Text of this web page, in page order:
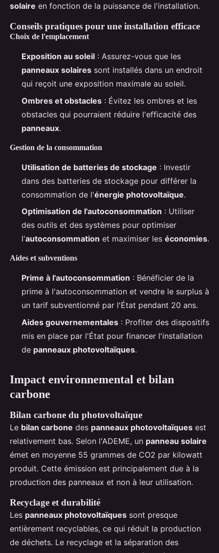
solaire en fonction de la puissance de l'installation.
Conseils pratiques pour une installation efficace
Choix de l'emplacement
Exposition au soleil : Assurez-vous que les
panneaux solaires sont installés dans un endroit
qui reçoit une exposition maximale au soleil.
Ombres et obstacles : Évitez les ombres et les
obstacles qui pourraient réduire l'efficacité des
panneaux.
Gestion de la consommation
Utilisation de batteries de stockage : Investir
dans des batteries de stockage pour différer la
consommation de l'énergie photovoltaïque.
Optimisation de l'autoconsommation : Utiliser
des outils et des systèmes pour optimiser
l'autoconsommation et maximiser les économies.
Aides et subventions
Prime à l'autoconsommation : Bénéficier de la
prime à l'autoconsommation et vendre le surplus à
un tarif subventionné par l'État pendant 20 ans.
Aides gouvernementales : Profiter des dispositifs
mis en place par l'État pour financer l'installation
de panneaux photovoltaïques.
Impact environnemental et bilan
carbone
Bilan carbone du photovoltaïque
Le bilan carbone des panneaux photovoltaïques est
relativement bas. Selon l'ADEME, un panneau solaire
émet en moyenne 55 grammes de CO2 par kilowatt
produit. Cette émission est principalement due à la
production des panneaux et non à leur utilisation.
Recyclage et durabilité
Les panneaux photovoltaïques sont presque
entièrement recyclables, ce qui réduit la production
de déchets. Le recyclage et la séparation des